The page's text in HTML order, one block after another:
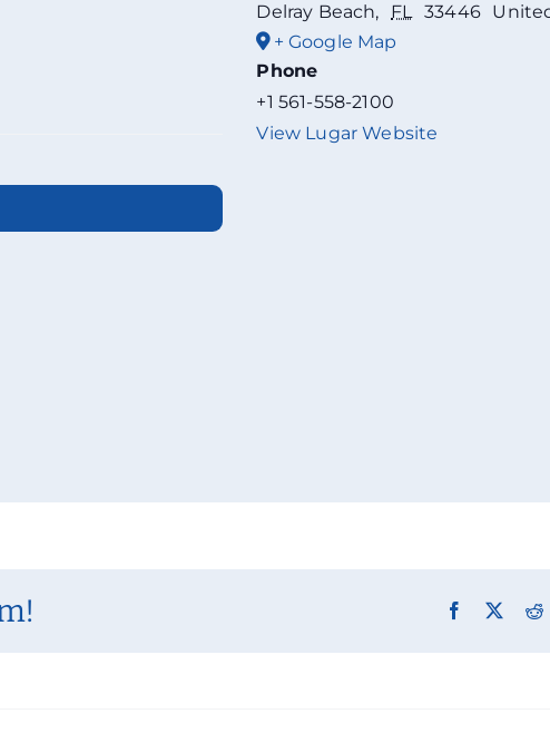
Delray Beach, FL 33446
+ Google Map
Phone
+1 561-558-2100
View Lugar Website
Facebook